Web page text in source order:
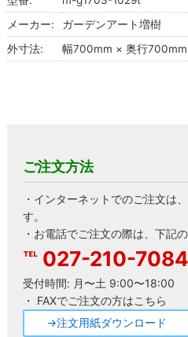
メーカー:
ガーデンアート増樹
外寸法:
幅700mm × 奥行
ご注文方法
・インターネットでのご注文は
す。
・お電話でご注文の際は、下記
027-210-7084
受付時間: 月〜土 9:00〜18:00
・ FAXでご注文の方はこちら
→注文用紙ダウンロード